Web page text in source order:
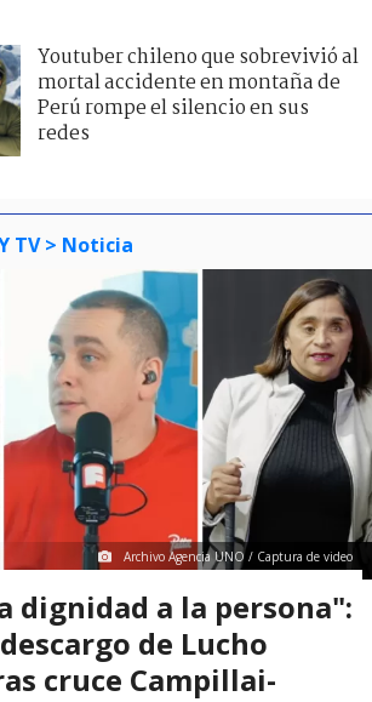
Youtuber chileno que sobrevivió al
mortal accidente en montaña de
Perú rompe el silencio en sus
redes
TV > Noticia
Archivo Agencia UNO / Captura de video
dignidad a la persona":
de Lucho
cruce Campillai-